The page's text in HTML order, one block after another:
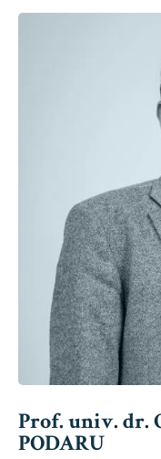
Prof. univ. dr.
PODARU